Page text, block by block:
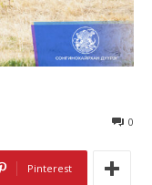
0
Pinterest